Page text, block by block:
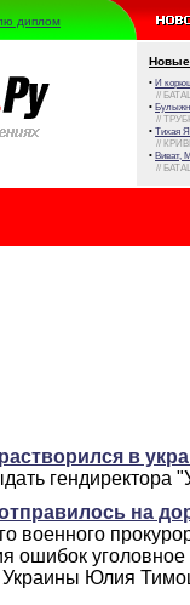
диплом
Новые
• И
//
•
//
• Тихая
//
• Виват,
//
в
гендиректора
на
военного
ошибок
Украины Юлия